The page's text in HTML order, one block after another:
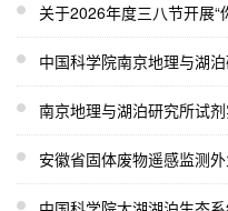
南京地理与湖泊研究所试